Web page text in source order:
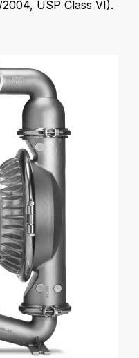
2004, USP Class VI).